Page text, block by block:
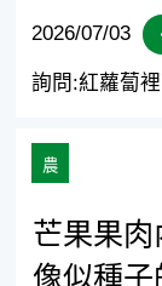
2026/07/03
詢問:紅蘿蔔
農
芒果果
像似種